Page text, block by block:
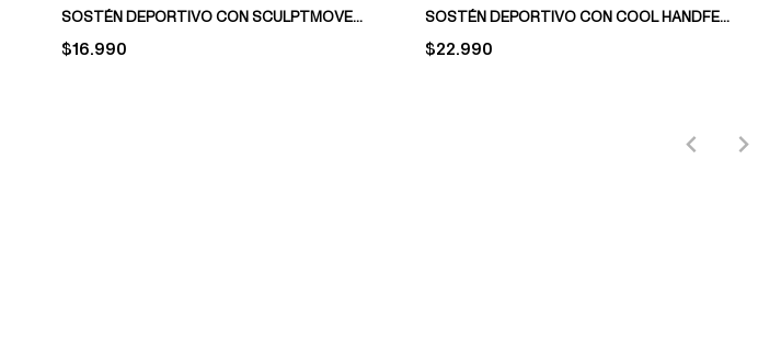
SOSTÉN DEPORTIVO CON SCULPTMOVE™ MEDIUM SUPPORT
PRICE:
$16.990
SOSTÉN DEPORTIVO CON COOL HANDFEEL DRYMOVE™
PRICE:
$22.990